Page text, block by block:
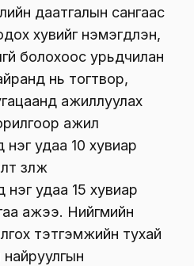
даатгалын сангаас
хувийг нэмэгдүүлэн,
болохоос урьдчилан
нь тогтвор,
ажиллуулах
ажил
нэгудаа 10 хувиар
үзүүлж
нэг удаа 15 хувиар
ажээ. Нийгмийн
тэтгэмжийн тухай